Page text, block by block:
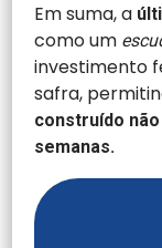
Em suma, a
como um
investimento
safra,
construído
semanas.